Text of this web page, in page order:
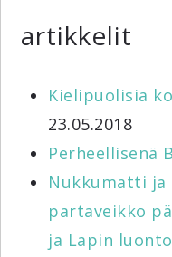
artikkelit
Kielipuolisia
23.05.2018
Perheellisenä
Nukkumatti ja
partaveikko
ja Lapin